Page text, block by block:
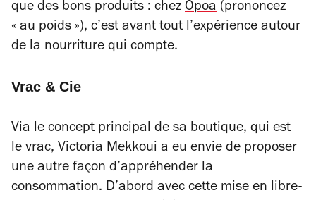
que des bons produits : chez Opoa (prononcez
« au poids »), c’est avant tout l’expérience autour
de la nourriture qui compte.
Vrac & Cie
Via le concept principal de sa boutique, qui est
le vrac, Victoria Mekkoui a eu envie de proposer
une autre façon d’appréhender la
consommation. D’abord avec cette mise en libre-